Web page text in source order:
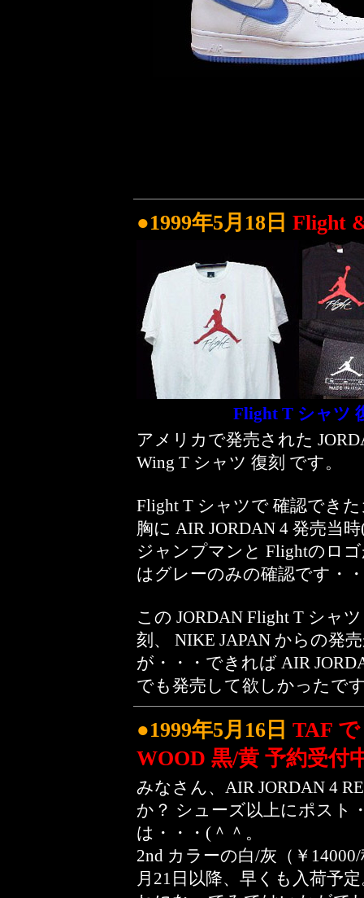
●1999年5月18日 Flight
Flight T シャツ
アメリカで発売された
Wing T シャツ 復刻 です。
Flight T シャツで 確認でき
胸に AIR JORDAN 4 発売当
ジャンプマンと Flightのロ
はグレーのみの確認です・
この JORDAN Flight T シャ
刻、 NIKE JAPAN からの発
が・・・できれば AIR
でも発売して欲しかったで
●1999年5月16日 TAF
WOOD 黒/黄 予約受付
みなさん、AIR JORDAN 4
か？ シューズ以上にポスト
は・・・(＾＾。
2nd カラーの白/灰（￥
月21日以降、早くも入荷予